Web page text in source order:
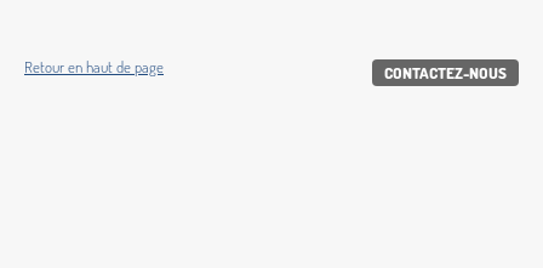
Retour en haut de page CONTACTEZ-NOUS